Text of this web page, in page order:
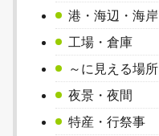
港・海辺・海岸
工場・倉庫
～に見える場所
夜景・夜間
特産・行祭事